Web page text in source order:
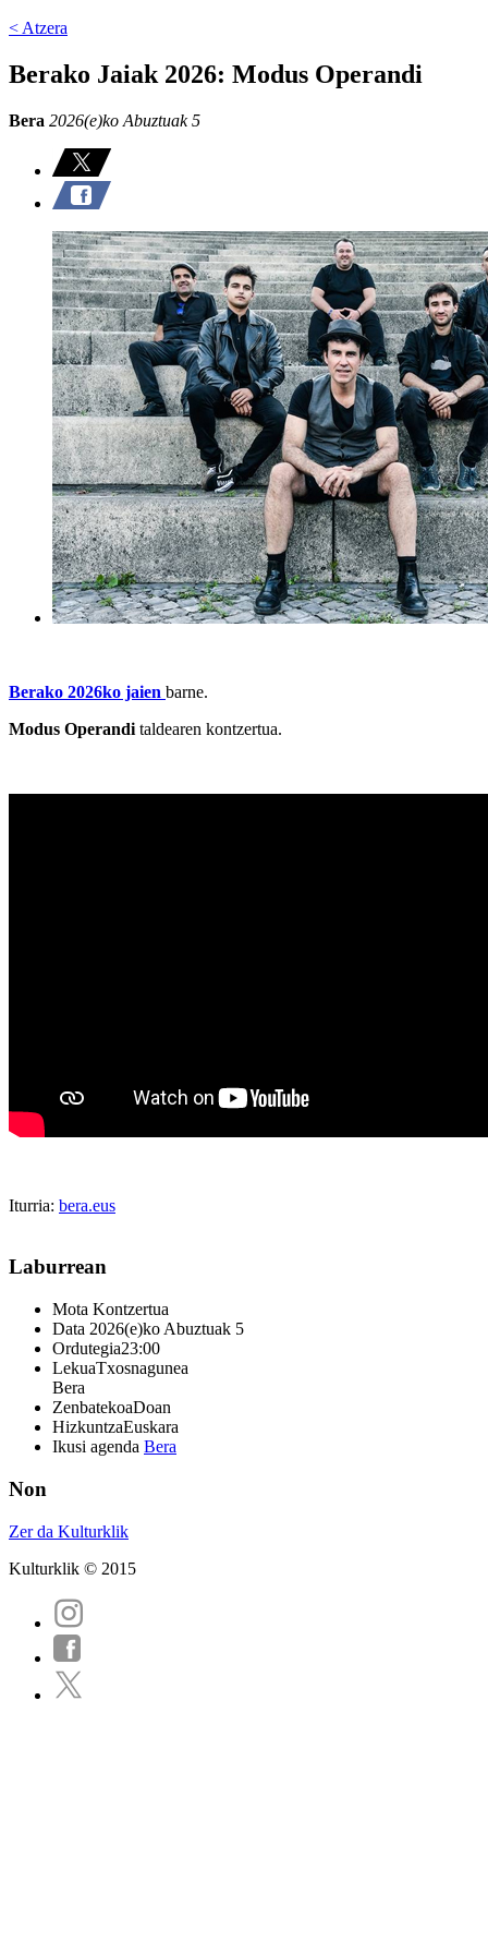
< Atzera
Berako Jaiak 2026: Modus Operandi
Bera 2026(e)ko Abuztuak 5
Berako 2026ko jaien barne.
Modus Operandi taldearen kontzertua.
Iturria: bera.eus
Laburrean
Mota Kontzertua
Data 2026(e)ko Abuztuak 5
Ordutegia23:00
LekuaTxosnagunea
Bera
ZenbatekoaDoan
HizkuntzaEuskara
Ikusi agenda Bera
Non
Zer da Kulturklik
Kulturklik © 2015